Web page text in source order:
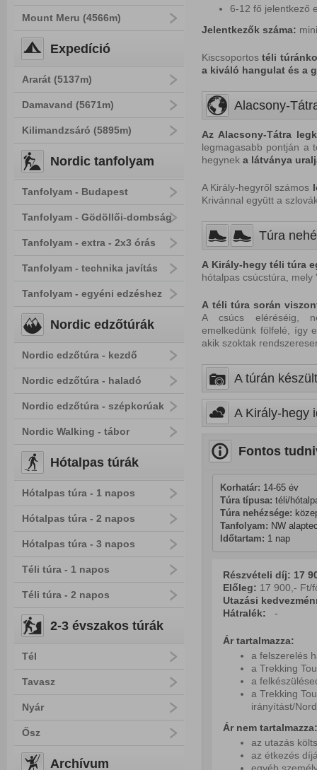
Mount Meru (4566m)
Expedíció
Ararát (5137m)
Damavand (5671m)
Kilimandzsáró (5895m)
Nordic tanfolyam
Tanfolyam - Budapest
Tanfolyam - Gödöllői-dombság
Tanfolyam - extra - 2x3 órás
Tanfolyam - technika javítás
Tanfolyam - egyéni edzéshez
Nordic edzőtúrák
Nordic edzőtúra - kezdő
Nordic edzőtúra - haladó
Nordic edzőtúra - szépkorúak
Nordic Walking - tábor
Hótalpas túrák
Hótalpas túra - 1 napos
Hótalpas túra - 2 napos
Hótalpas túra - 3 napos
Téli túra - 1 napos
Téli túra - 2 napos
2-3 évszakos túrák
Tél
Tavasz
Nyár
Ősz
Archívum
6-12 fő jelentkező
Jelentkezők száma:
Kiscsoportos téli
a kiváló hangulat és a
Alacsony-
Az Alacsony-Tátra
legmagasabb pontján a
hegynek a látványa
A Király-hegyről számos
Krivánnal együtt a
Túra
A Király-hegy téli túra
hótalpas csúcstúra,
A téli túra során
A csúcs eléréséig,
emelkedünk fölfelé, így
akik szoktak
A túrán
A Király-hegy
Fontos
Korhatár: 14-65 év
Túra típusa: téli/
Túra nehézsége:
Tanfolyam: NW
Időtartam: 1 nap
Részvételi díj: 17
Előleg: 17 900,- Ft/
Utazási
Hátralék: -
Ár tartalmazza:
a felszerelés
a Trekking
a
a Trekking
irányítást/
Ár nem tartalmazza:
az utazás
az étkezés